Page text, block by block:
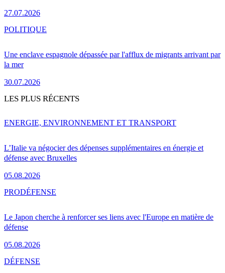
27.07.2026
Une enclave espagnole dépassée par l'afflux de migrants arrivant par
la mer
30.07.2026
POLITIQUE
LES PLUS RÉCENTS
L’Italie va négocier des dépenses supplémentaires en énergie et
défense avec Bruxelles
05.08.2026
ENERGIE, ENVIRONNEMENT ET TRANSPORT
Le Japon cherche à renforcer ses liens avec l'Europe en matière de
défense
05.08.2026
PRODÉFENSE
DÉFENSE